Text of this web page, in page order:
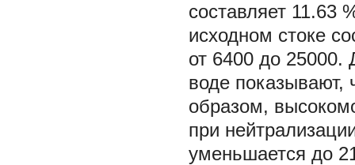
составляет 11.63
исходном стоке
от 6400 до
воде показывают,
образом,
при
уменьшается до